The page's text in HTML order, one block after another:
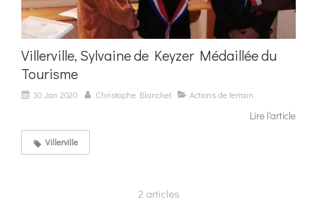
Villerville, Sylvaine de Keyzer Médaillée du
Tourisme
30 Jan 2020 Christophe Blanchet Actions de terrain
Lire l'article
Villerville
2 articles